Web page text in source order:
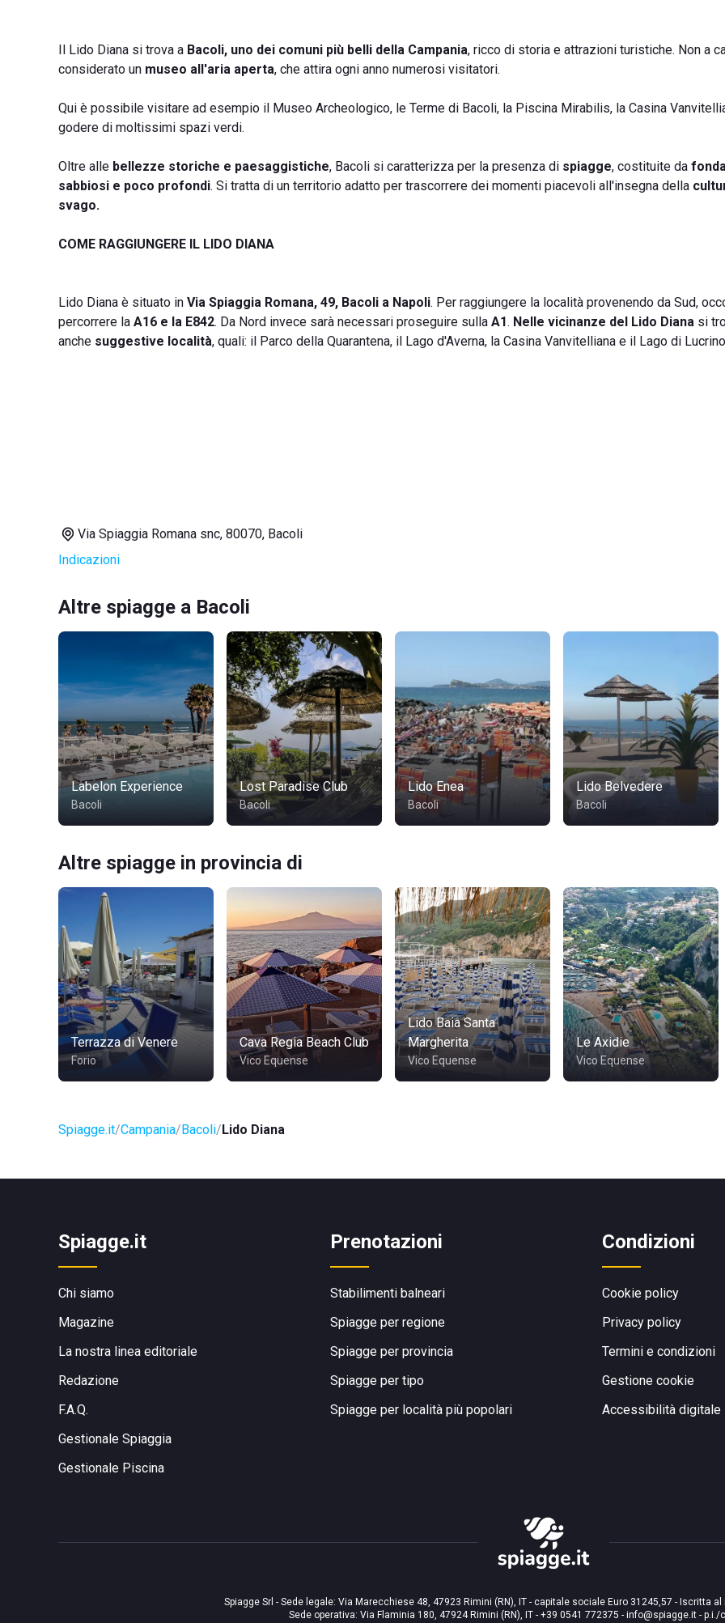
Il Lido Diana si trova a Bacoli, uno dei comuni più belli della Campania, ricco di storia e attrazioni turistiche. Non a
considerato un museo all'aria aperta, che attira ogni anno numerosi visitatori.
Qui è possibile visitare ad esempio il Museo Archeologico, le Terme di Bacoli, la Piscina Mirabilis, la Casina
godere di moltissimi spazi verdi.
Oltre alle bellezze storiche e paesaggistiche, Bacoli si caratterizza per la presenza di spiagge, costituite da
sabbiosi e poco profondi. Si tratta di un territorio adatto per trascorrere dei momenti piacevoli all'insegna della
svago.
COME RAGGIUNGERE IL LIDO DIANA
Lido Diana è situato in Via Spiaggia Romana, 49, Bacoli a Napoli. Per raggiungere la località provenendo da Sud,
percorrere la A16 e la E842. Da Nord invece sarà necessari proseguire sulla A1. Nelle vicinanze del Lido Diana si
anche suggestive località, quali: il Parco della Quarantena, il Lago d'Averna, la Casina Vanvitelliana e il Lago di
Via Spiaggia Romana snc, 80070, Bacoli
Indicazioni
Altre spiagge a Bacoli
Labelon Experience
Bacoli
Lost Paradise Club
Bacoli
Lido Enea
Bacoli
Lido Belvedere
Bacoli
Altre spiagge in provincia di
Terrazza di Venere
Forio
Cava Regia Beach Club
Vico Equense
Lido Baia Santa
Margherita
Vico Equense
Le Axidie
Vico Equense
Spiagge.it Campania Bacoli Lido Diana
Spiagge.it
Chi siamo
Magazine
La nostra linea editoriale
Redazione
F.A.Q.
Gestionale Spiaggia
Gestionale Piscina
Prenotazioni
Stabilimenti balneari
Spiagge per regione
Spiagge per provincia
Spiagge per tipo
Spiagge per località più popolari
Condizioni
Cookie policy
Privacy policy
Termini e condizioni
Gestione cookie
Accessibilità digitale
Spiagge Srl - Sede legale: Via Marecchiese 48, 47923 Rimini (RN), IT - capitale sociale Euro 31245,57 - Iscritta
Sede operativa: Via Flaminia 180, 47924 Rimini (RN), IT - +39 0541 772375 - info@spiagge.it - p.i./